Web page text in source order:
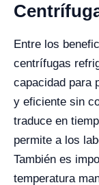
Entre los
centrífugas
capacidad para
y eficiente sin
traduce en
permite a los
También es
temperatura